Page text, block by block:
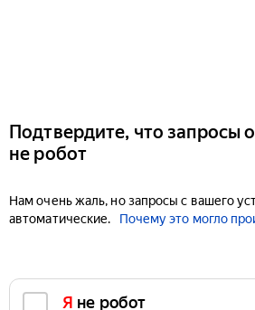
Подтвердите, что запросы
не робот
Нам очень жаль, но запросы с вашего
автоматические.
Почему это могло
Я не робот